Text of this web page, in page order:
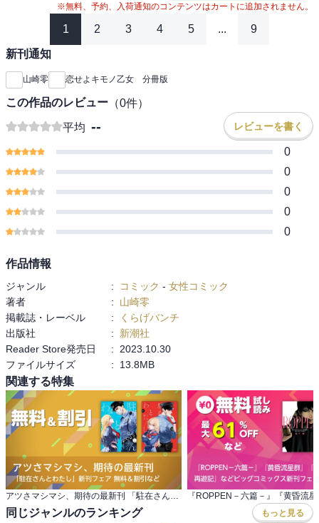
※無料、予約、入荷通知のコンテンツはカートに追加されません。
1 2 3 4 5 ... 9
新刊通知
山崎零 恋せよキモノ乙女 分冊版
この作品のレビュー （0件）
平均 -- レビューを書く
0
0
0
0
0
作品情報
ジャンル : コミック - 女性コミック
著者
:
山崎零
掲載誌・レーベル
:
くらげバンチ
出版社
:
新潮社
Reader Store発売日
:
2023.10.30
ファイルサイズ
: 13.8MB
関連する特集
アツさマシマシ、期待の最新刊 「駐在さんとわたし」新刊フェア 無料＆割引など
同じジャンルのランキング もっと見る